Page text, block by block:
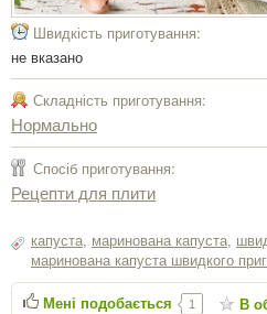
Швидкість приготування:
не вказано
Складність приготування:
Нормально
Спосіб приготування:
Рецепти для плити
капуста маринована капуста
маринована капуста швидкого
Мені подобається 1 В